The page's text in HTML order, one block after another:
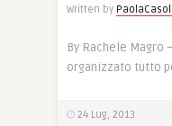
Written by PaolaCasoli
By Rachele Magro
organizzato tutto
24 Lug, 2013